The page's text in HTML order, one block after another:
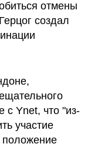
отмены
создал
с Ynet, что "из-
участие
положение